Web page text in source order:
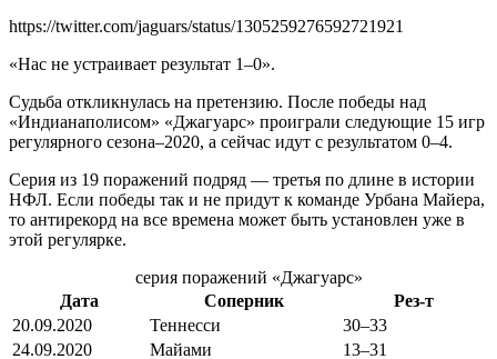
https://twitter.com/jaguars/status/1305259276592721921
«Нас не устраивает результат 1–0».
Судьба откликнулась на претензию. После победы над
«Индианаполисом» «Джагуарс» проиграли следующие 15 игр
регулярного сезона–2020, а сейчас идут с результатом 0–4.
Серия из 19 поражений подряд — третья по длине в истории
НФЛ. Если победы так и не придут к команде Урбана Майера,
то антирекорд на все времена может быть установлен уже в
этой регулярке.
серия поражений «Джагуарс»
Дата
Соперник
Рез-т
20.09.2020
Теннесси
30–33
24.09.2020
Майами
13–31